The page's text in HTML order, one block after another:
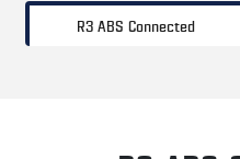
R3 ABS Connected